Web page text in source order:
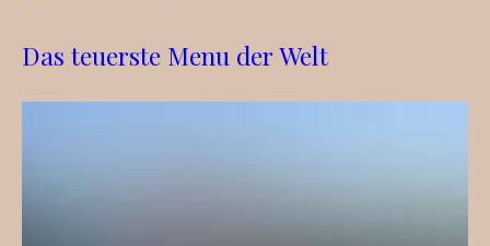
Das teuerste Menu der Welt